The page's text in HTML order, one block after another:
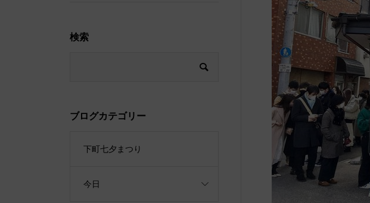
検索
ブログカテゴリー
下町七夕まつり
今日